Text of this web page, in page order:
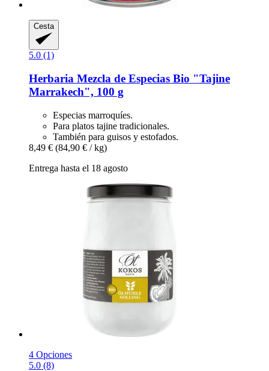
Cesta
5.0 (1)
Herbaria Mezcla de Especias Bio "Tajine
Marrakech", 100 g
Especias marroquíes.
Para platos tajine tradicionales.
También para guisos y estofados.
8,49 € (84,90 € / kg)
Entrega hasta el 18 agosto
4 Opciones
5.0 (8)